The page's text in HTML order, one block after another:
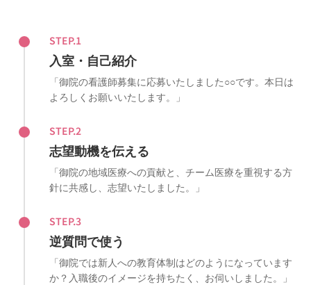
STEP.1
入室・自己紹介
「御院の看護師募集に応募いたしました○○です。本日は
よろしくお願いいたします。」
STEP.2
志望動機を伝える
「御院の地域医療への貢献と、チーム医療を重視する方
針に共感し、志望いたしました。」
STEP.3
逆質問で使う
「御院では新人への教育体制はどのようになっています
か？入職後のイメージを持ちたく、お伺いしました。」